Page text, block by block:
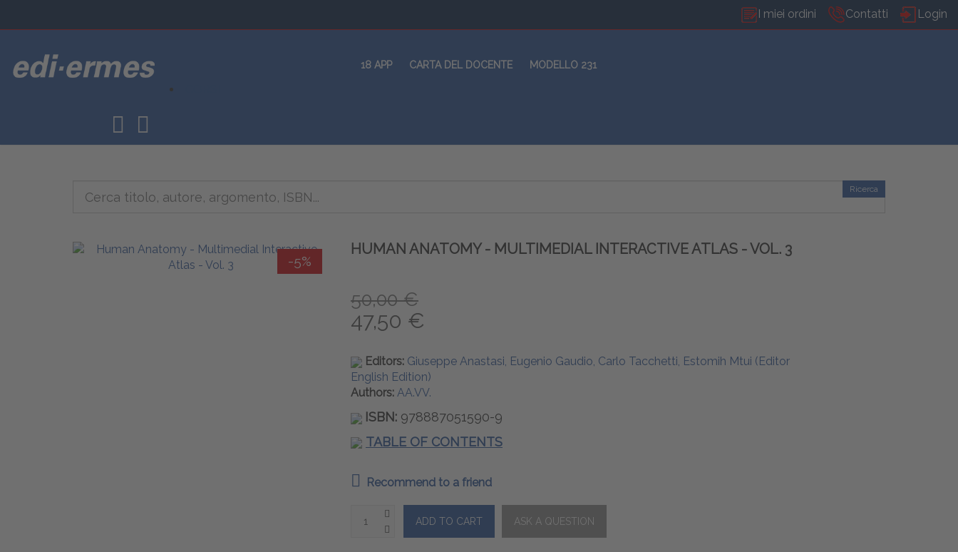
I miei ordini Contatti Login
18 APP CARTA DEL DOCENTE MODELLO 231
Ricerca
-5%
HUMAN ANATOMY - MULTIMEDIAL INTERACTIVE ATLAS - VOL. 3
50,00 €
47,50 €
Editors: Giuseppe Anastasi, Eugenio Gaudio, Carlo Tacchetti, Estomih Mtui (Editor
English Edition)
Authors: AA.VV.
ISBN: 978887051590-9
TABLE OF CONTENTS
Recommend to a friend